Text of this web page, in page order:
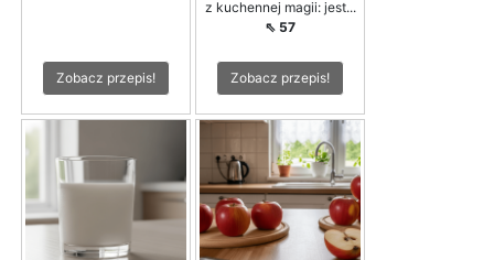
Zobacz przepis!
z kuchennej magii: jest...
⇖ 57
Zobacz przepis!